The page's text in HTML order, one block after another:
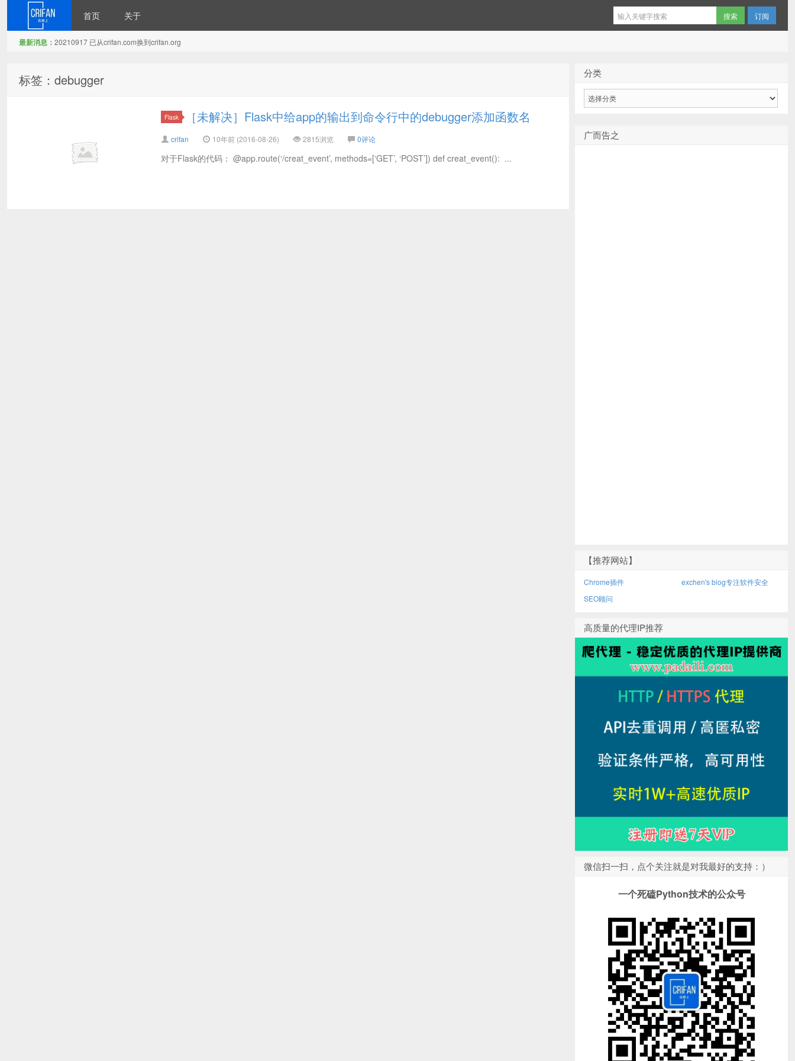
首页 关于 订阅
最新消息： 20210917 已从crifan.com换到crifan.org
标签：debugger
Flask ［未解决］Flask中给app的输出到命令行中的debugger添加函数名
crifan 10年前 (2016-08-26) 2815浏览 0评论
对于Flask的代码： @app.route(‘/creat_event’, methods=[‘GET’, ‘POST’]) def creat_event(): ...
分类
广而告之
【推荐网站】
Chrome插件
exchen's blog专注软件安全
SEO顾问
高质量的代理IP推荐
微信扫一扫，点个关注就是对我最好的支持：）
一个死磕Python技术的公众号